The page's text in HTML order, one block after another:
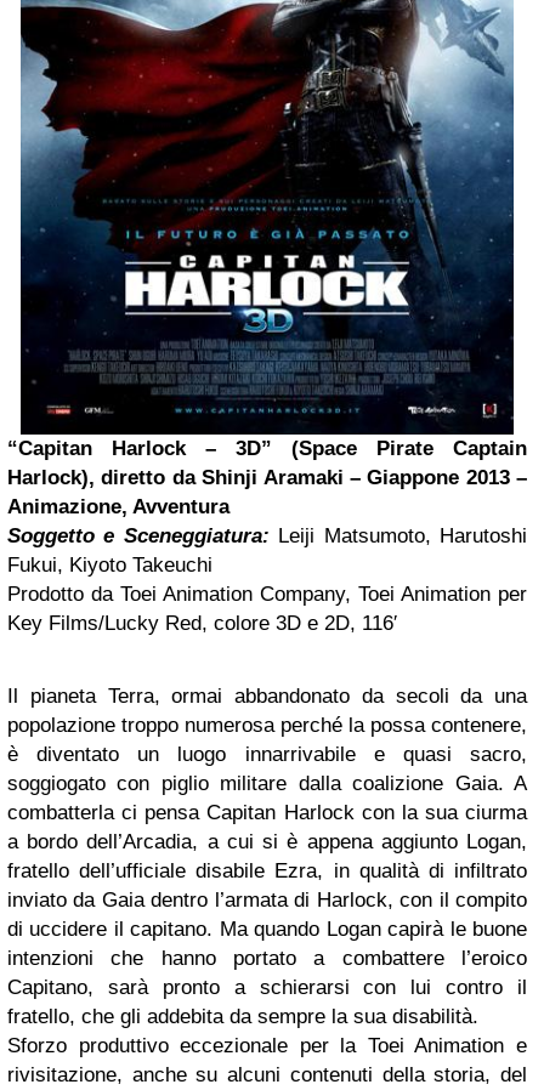
“Capitan Harlock – 3D” (Space Pirate Captain
Harlock), diretto da Shinji Aramaki – Giappone 2013 –
Animazione, Avventura
Soggetto e Sceneggiatura: Leiji Matsumoto, Harutoshi
Fukui, Kiyoto Takeuchi
Prodotto da Toei Animation Company, Toei Animation per
Key Films/Lucky Red, colore 3D e 2D, 116′
Il pianeta Terra, ormai abbandonato da secoli da una
popolazione troppo numerosa perché la possa contenere,
è diventato un luogo innarrivabile e quasi sacro,
soggiogato con piglio militare dalla coalizione Gaia. A
combatterla ci pensa Capitan Harlock con la sua ciurma
a bordo dell’Arcadia, a cui si è appena aggiunto Logan,
fratello dell’ufficiale disabile Ezra, in qualità di infiltrato
inviato da Gaia dentro l’armata di Harlock, con il compito
di uccidere il capitano. Ma quando Logan capirà le buone
intenzioni che hanno portato a combattere l’eroico
Capitano, sarà pronto a schierarsi con lui contro il
fratello, che gli addebita da sempre la sua disabilità.
Sforzo produttivo eccezionale per la Toei Animation e
rivisitazione, anche su alcuni contenuti della storia, del